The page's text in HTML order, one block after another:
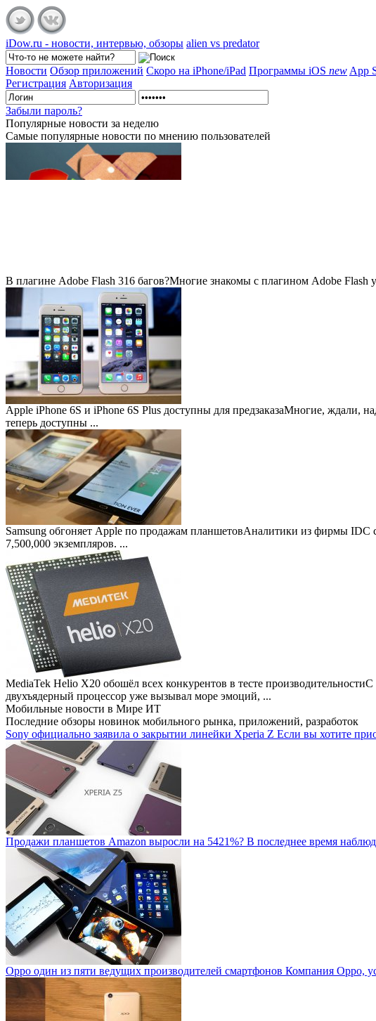
iDow.ru - новости, интервью, обзоры alien vs predator
Новости Обзор приложений Скоро на iPhone/iPad Программы iOS new App
Регистрация Авторизация
Забыли пароль?
Популярные новости за неделю
Самые популярные новости по мнению пользователей
В плагине Adobe Flash 316 багов?Многие знакомы с плагином Adobe Flash
Apple iPhone 6S и iPhone 6S Plus доступны для предзаказаМногие, ждали,
теперь доступны ...
Samsung обгоняет Apple по продажам планшетовАналитики из фирмы IDC
7,500,000 экземпляров. ...
MediaTek Helio X20 обошёл всех конкурентов в тесте производительностиС
двухъядерный процессор уже вызывал море эмоций, ...
Мобильные новости в Мире ИТ
Последние обзоры новинок мобильного рынка, приложений, разработок
Sony официально заявила о закрытии линейки Xperia Z Если вы хотите
Продажи планшетов Amazon выросли на 5421%? В последнее время
Oppo один из пяти ведущих производителей смартфонов Компания Oppo,